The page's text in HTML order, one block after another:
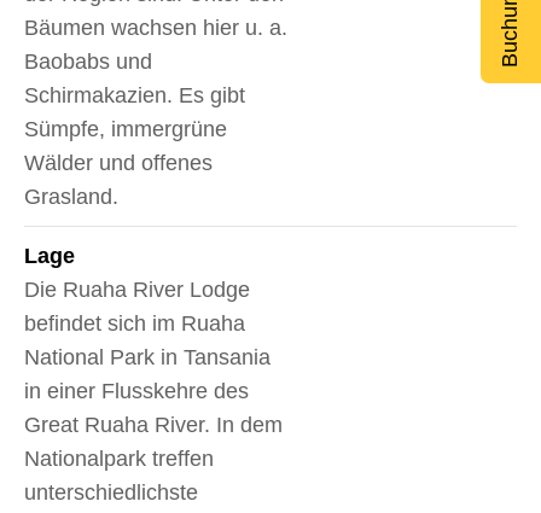
Bäumen wachsen hier u. a.
Baobabs und
Schirmakazien. Es gibt
Sümpfe, immergrüne
Wälder und offenes
Grasland.
Lage
Die Ruaha River Lodge
befindet sich im Ruaha
National Park in Tansania
in einer Flusskehre des
Great Ruaha River. In dem
Nationalpark treffen
unterschiedlichste
Buchung